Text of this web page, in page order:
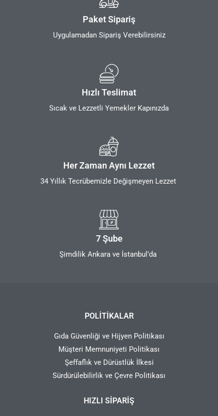
Paket Sipariş
Uygulamadan Sipariş Verebilirsiniz
Hızlı Teslimat
Sıcak ve Lezzetli Yemekler Kapınızda
Her Zaman Aynı Lezzet
34 Yıllık Tecrübemizle Değişmeyen Lezzet
7 Şube
Şimdilik Ankara ve İstanbul’da
POLITIKALAR
Gıda Güvenliği ve Hijyen Politikası
Müşteri Memnuniyeti Politikası
Şeffaflık ve Dürüstlük İlkesi
Sürdürülebilirlik ve Çevre Politikası
HIZLI SIPARIŞ